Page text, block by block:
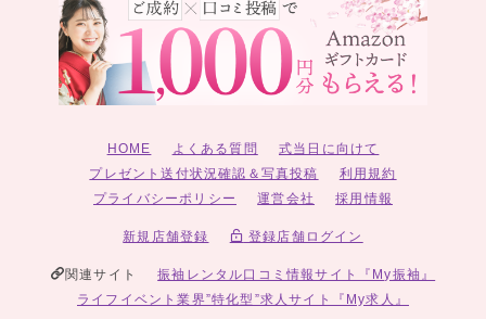
HOME よくある質問
式当日に向けて
プレゼント送付状況確認＆写真投稿
利用規約
プライバシーポリシー
運営会社 採用情報
新規店舗登録 登録店舗ログイン
関連サイト
振袖レンタル口コミ情報サイト『My振袖』
ライフイベント業界”特化型”求人サイト『My求人』